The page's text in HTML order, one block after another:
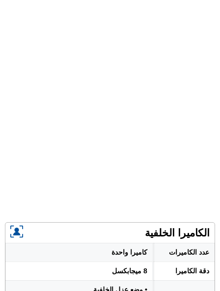
الكاميرا الخلفية
عدد الكاميرات كاميرا واحدة
دقة الكاميرا 8 ميجابكسل